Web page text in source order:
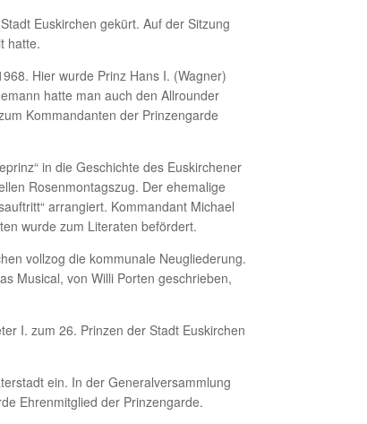
Euskirchen gekürt. Auf der Sitzung
hatte.
Hier wurde Prinz Hans I. (Wagner)
hatte man auch den Allrounder
Kommandanten der Prinzengarde
in die Geschichte des Euskirchener
Rosenmontagszug. Der ehemalige
arrangiert. Kommandant Michael
wurde zum Literaten befördert.
vollzog die kommunale Neugliederung.
Musical, von Willi Porten geschrieben,
I. zum 26. Prinzen der Stadt Euskirchen
ein. In der Generalversammlung
Ehrenmitglied der Prinzengarde.